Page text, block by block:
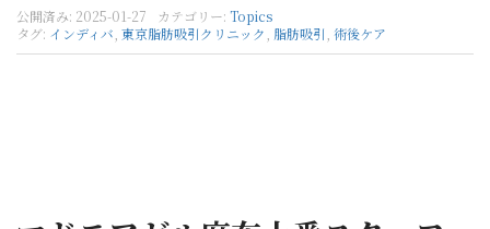
公開済み: 2025-01-27 カテゴリー: Topics
タグ: インディバ 東京脂肪吸引クリニック 脂肪吸引 術後ケア